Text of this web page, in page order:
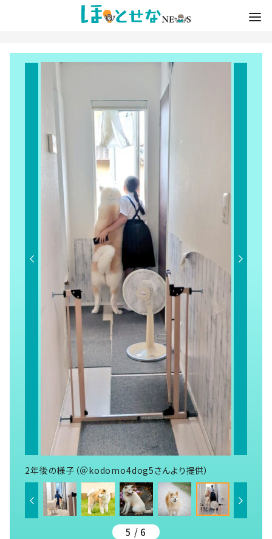
2年後の様子（＠kodomo4dog5さんより提供）
5 / 6